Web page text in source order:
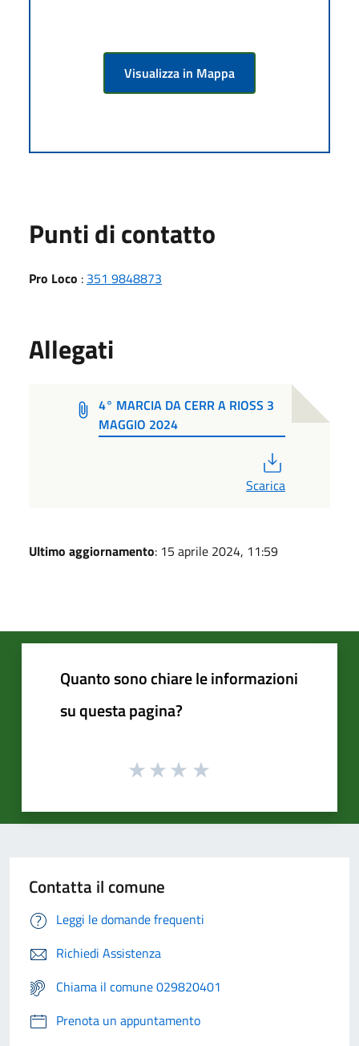
Visualizza in Mappa
Punti di contatto
Pro Loco : 351 9848873
Allegati
4° MARCIA DA CERR A RIOSS 3
MAGGIO 2024
Scarica
Ultimo aggiornamento: 15 aprile 2024, 11:59
Quanto sono chiare le informazioni
su questa pagina?
Contatta il comune
Leggi le domande frequenti
Richiedi Assistenza
Chiama il comune 029820401
Prenota un appuntamento